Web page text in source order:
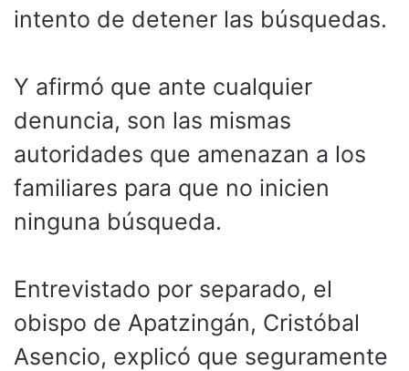
intento de detener las búsquedas.
Y afirmó que ante cualquier
denuncia, son las mismas
autoridades que amenazan a los
familiares para que no inicien
ninguna búsqueda.
Entrevistado por separado, el
obispo de Apatzingán, Cristóbal
Asencio, explicó que seguramente